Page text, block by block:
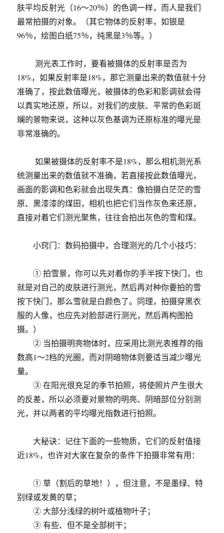
肤平均反射光（16～20％）的色调一样，而人是我们
最常拍摄的对象。（其它物体的反射率，如银是
96％，绘图白纸75％，纯黑是3％等。）
测光表工作时，要看被摄体的反射率是否为
18%，如果反射率是18%，那它测量出来的数值就十分
准确了，按此数值曝光，被摄体的色彩和影调就会得
以真实地还原，所以，对我们的皮肤、平常的色彩斑
斓的景物来说，这种以灰色基调为还原标准的曝光是
非常准确的。
如果被摄体的反射率不是18%，那么相机测光系
统测量出来的数值就不准确，若直接按此数值曝光，
画面的影调和色彩就会出现失真：像拍摄白茫茫的雪
原、黑漆漆的煤田，相机也把它们当作灰色来还原，
直接对着它们测光聚焦，往往会拍出灰色的雪和煤。
小窍门：数码拍摄中，合理测光的几个小技巧：
① 拍雪景，你可以先对着你的手半按下快门，也
就是对自己的皮肤进行测光，然后再对种你要拍的雪
按下快门，那么雪就是白颜色了。同理，拍摄穿黑衣
服的人像，也应先对脸部进行测光，然后再构图拍
摄。）
② 当拍摄明亮物体时，应采用比测光表推荐的指
数高1～2档的光圈，而对阴暗物体则要适当减少曝光
量。
③ 在阳光很充足的季节拍照，将使照片产生很大
的反差，所以必须要对景物的明亮、阴暗部位分别测
光，并以两者的平均曝光指数进行拍照。
大秘诀：记住下面的一些物质，它们的反射值接
近18%，也许对大家在复杂的条件下拍摄非常有用：
① 草（割后的草地！），但注意，不是墨绿、特
别绿或发黄的草；
② 大部分浅绿的树叶或植物叶子；
③ 有些、但不是全部树干；